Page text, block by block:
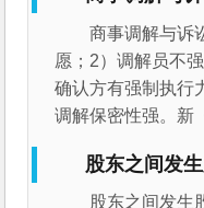
商事调解与诉
愿；2）调解员不
确认方有强制执行
调解保密性强。新
股东之间发
股东之间发生